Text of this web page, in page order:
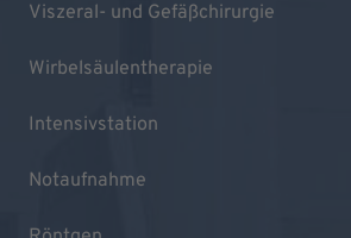
Viszeral- und Gefäßchirurgie
Wirbelsäulentherapie
Intensivstation
Notaufnahme